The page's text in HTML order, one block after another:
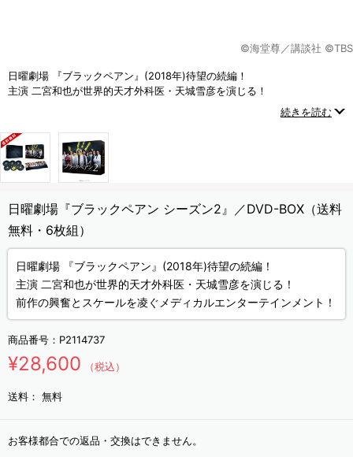
©海堂尊／講談社 ©TBS
日曜劇場 『ブラックペアン』(2018年)待望の続編！
主演 二宮和也が世界的天才外科医・天城雪彦を演じる！
前作の興奮とスケールを凌ぐメディカルエンターテインメント！続きを読む
日曜劇場『ブラックペアン シーズン2』／DVD-BOX（送料
無料・6枚組）
日曜劇場 『ブラックペアン』(2018年)待望の続編！
主演 二宮和也が世界的天才外科医・天城雪彦を演じる！
前作の興奮とスケールを凌ぐメディカルエンターテインメント！
商品番号： P2114737
¥28,600 （税込）
送料： 無料
お客様都合での返品・交換はできません。